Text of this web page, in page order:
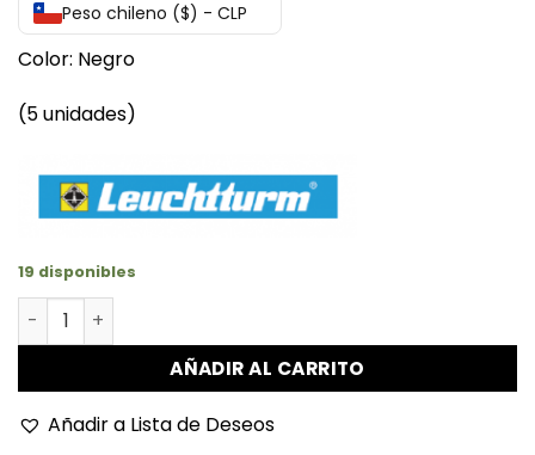
Peso chileno ($) - CLP
Color: Negro
(5 unidades)
19 disponibles
Hojas de 6 divisiones grande con fondo negro cantidad
AÑADIR AL CARRITO
Añadir a Lista de Deseos